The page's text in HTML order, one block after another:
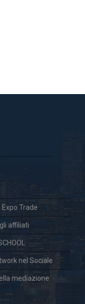
Expo Trade
affiliati
nel Sociale
mediazione